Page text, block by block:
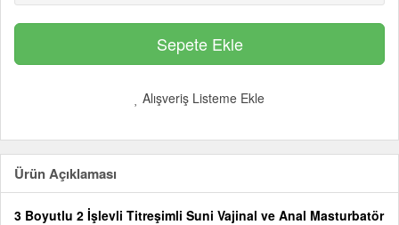
Alışveriş Listeme Ekle
Ürün Açıklaması
3 Boyutlu 2 İşlevli Titreşimli Suni Vajinal ve Anal Masturbatör